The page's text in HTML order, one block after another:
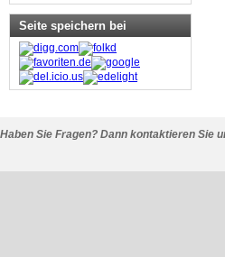
Seite speichern bei
Haben Sie Fragen? Dann kontaktieren Sie